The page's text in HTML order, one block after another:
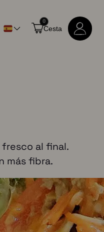
los productos
0
Cesta
fresco al final.
más fibra.